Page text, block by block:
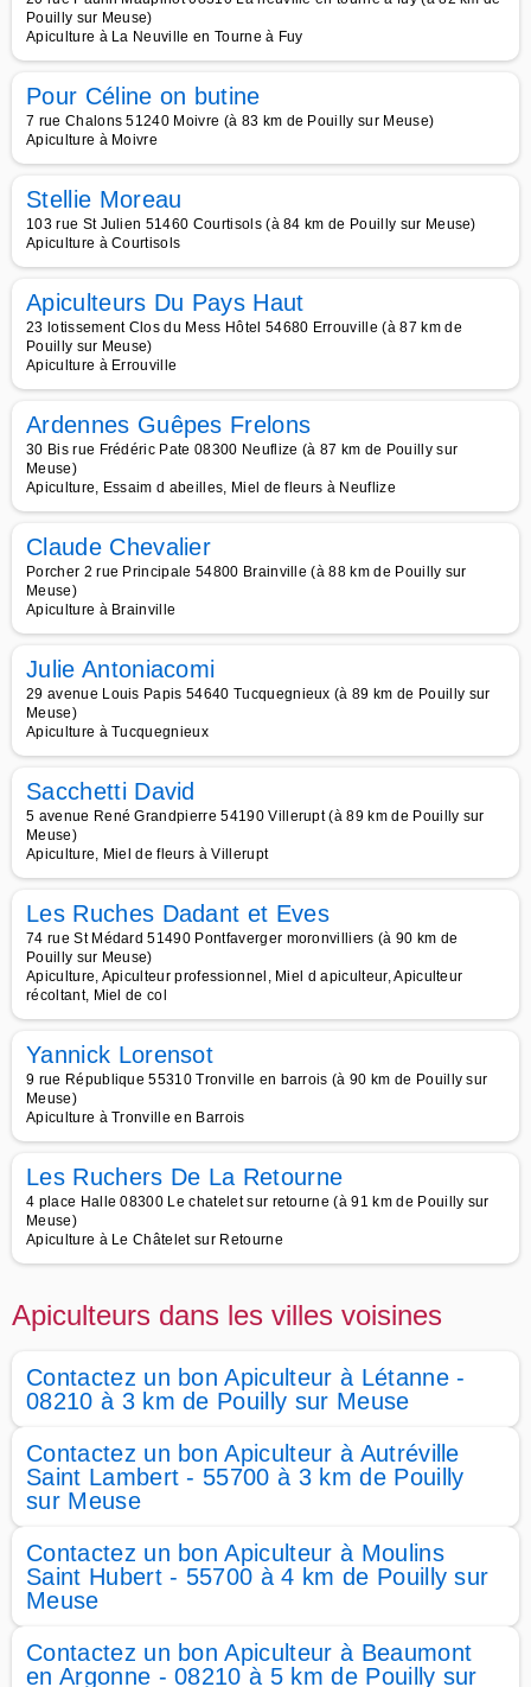
Pouilly sur Meuse)
Apiculture à La Neuville en Tourne à Fuy
Pour Céline on butine
7 rue Chalons 51240 Moivre (à 83 km de Pouilly sur Meuse)
Apiculture à Moivre
Stellie Moreau
103 rue St Julien 51460 Courtisols (à 84 km de Pouilly sur Meuse)
Apiculture à Courtisols
Apiculteurs Du Pays Haut
23 lotissement Clos du Mess Hôtel 54680 Errouville (à 87 km de
Pouilly sur Meuse)
Apiculture à Errouville
Ardennes Guêpes Frelons
30 Bis rue Frédéric Pate 08300 Neuflize (à 87 km de Pouilly sur
Meuse)
Apiculture, Essaim d abeilles, Miel de fleurs à Neuflize
Claude Chevalier
Porcher 2 rue Principale 54800 Brainville (à 88 km de Pouilly sur
Meuse)
Apiculture à Brainville
Julie Antoniacomi
29 avenue Louis Papis 54640 Tucquegnieux (à 89 km de Pouilly sur
Meuse)
Apiculture à Tucquegnieux
Sacchetti David
5 avenue René Grandpierre 54190 Villerupt (à 89 km de Pouilly sur
Meuse)
Apiculture, Miel de fleurs à Villerupt
Les Ruches Dadant et Eves
74 rue St Médard 51490 Pontfaverger moronvilliers (à 90 km de
Pouilly sur Meuse)
Apiculture, Apiculteur professionnel, Miel d apiculteur, Apiculteur
récoltant, Miel de col
Yannick Lorensot
9 rue République 55310 Tronville en barrois (à 90 km de Pouilly sur
Meuse)
Apiculture à Tronville en Barrois
Les Ruchers De La Retourne
4 place Halle 08300 Le chatelet sur retourne (à 91 km de Pouilly sur
Meuse)
Apiculture à Le Châtelet sur Retourne
Apiculteurs dans les villes voisines
Contactez un bon Apiculteur à Létanne -
08210 à 3 km de Pouilly sur Meuse
Contactez un bon Apiculteur à Autréville
Saint Lambert - 55700 à 3 km de Pouilly
sur Meuse
Contactez un bon Apiculteur à Moulins
Saint Hubert - 55700 à 4 km de Pouilly sur
Meuse
Contactez un bon Apiculteur à Beaumont
en Argonne - 08210 à 5 km de Pouilly sur